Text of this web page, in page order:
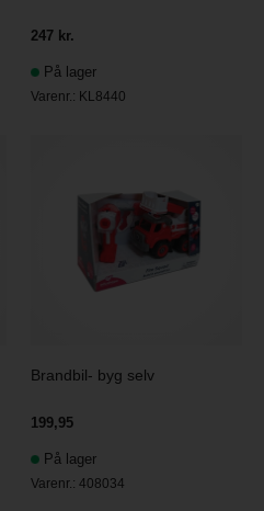
247 kr.
På lager
Varenr.: KL8440
Brandbil- byg selv
199,95
På lager
Varenr.:408034